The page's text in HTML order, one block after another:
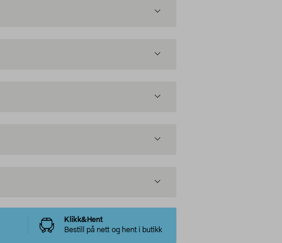
Klikk&Hent
Bestill på nett og hent i butikk